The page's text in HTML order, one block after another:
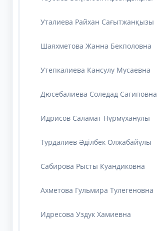
Уталиева Райхан Сағытжанқызы
Шаяхметова Жанна Бекполовна
Утепкалиева Кансулу Мусаевна
Дюсебалиева Соледад Сагиповна
Идрисов Саламат Нұрмұханұлы
Турдалиев Әділбек Олжабайұлы
Сабирова Рысты Куандиковна
Ахметова Гульмира Тулегеновна
Идресова Уздук Хамиевна